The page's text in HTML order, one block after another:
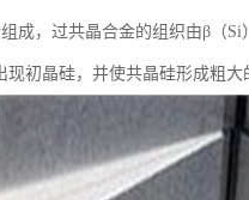
成，过共晶合金的组织由β（Si
初晶硅，并使共晶硅形成粗大